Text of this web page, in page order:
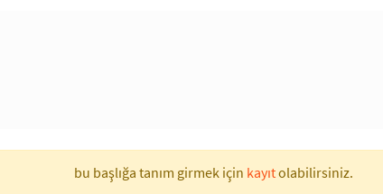
bu başlığa tanım girmek için kayıtolabilirsiniz.